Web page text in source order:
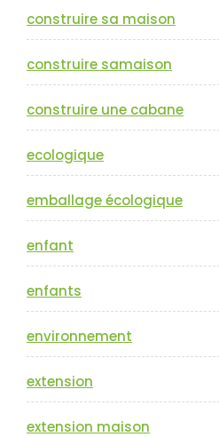
construire sa maison
construire samaison
construire une cabane
ecologique
emballage écologique
enfant
enfants
environnement
extension
extension maison